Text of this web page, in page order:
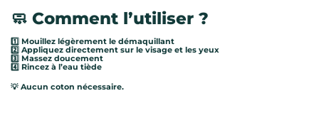
🧼 Comment l’utiliser ?
1️⃣ Mouillez légèrement le démaquillant
2️⃣ Appliquez directement sur le visage et les yeux
3️⃣ Massez doucement
4️⃣ Rincez à l’eau tiède
💡 Aucun coton nécessaire.